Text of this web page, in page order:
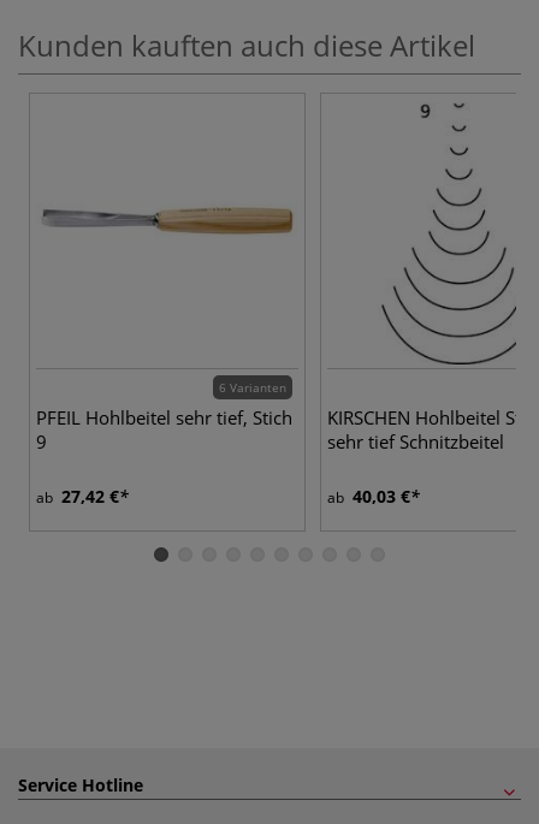
Kunden kauften auch diese Artikel
6 Varianten
PFEIL Hohlbeitel sehr tief, Stich
9
ab 27,42 €
KIRSCHEN Hohlbeitel
sehr tief Schnitzbeitel
ab 40,03 €
Service Hotline